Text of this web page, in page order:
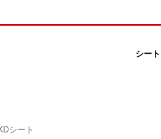
シート
シート